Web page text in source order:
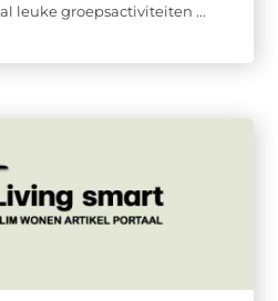
leuke groepsactiviteiten ...